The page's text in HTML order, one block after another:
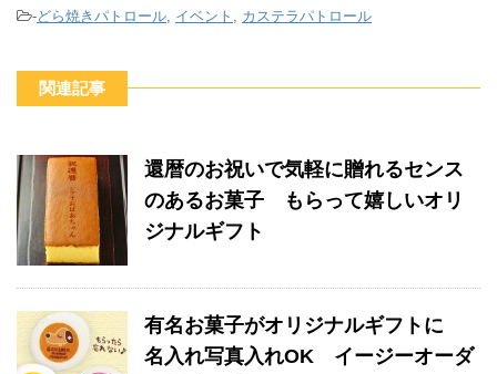
c
b
o
k
a
a
tt
-どら焼きパトロール イベント カステラパトロール
関連記事
還暦のお祝いで気軽に贈れるセンス
のあるお菓子 もらって嬉しいオリ
ジナルギフト
有名お菓子がオリジナルギフトに
名入れ写真入れOK イージーオーダ